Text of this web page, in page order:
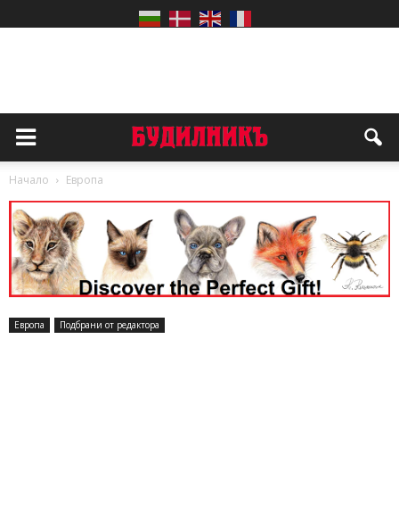
Начало Европа
Европа Подбрани от редактора